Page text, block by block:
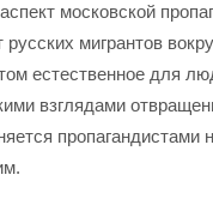
московской
мигрантов
естественное для
взглядами
пропагандистами